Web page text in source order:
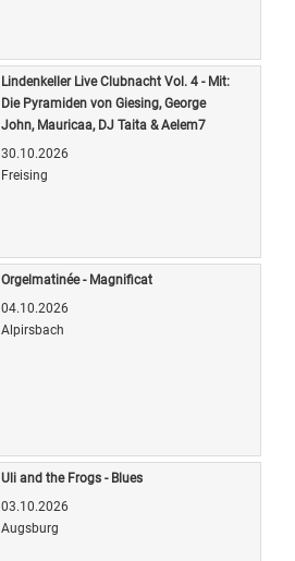
Lindenkeller Live Clubnacht Vol. 4 - Mit:
Die Pyramiden von Giesing, George
John, Mauricaa, DJ Taita & Aelem7
30.10.2026
Freising
Orgelmatinée - Magnificat
04.10.2026
Alpirsbach
Uli and the Frogs - Blues
03.10.2026
Augsburg